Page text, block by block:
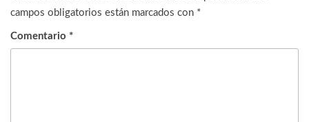
campos obligatorios están marcados con *
Comentario *